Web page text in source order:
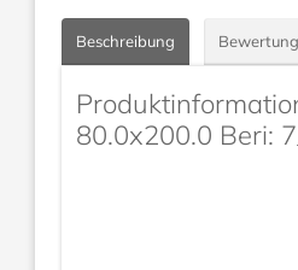
Beschreibung
80.0x200.0 Beri: